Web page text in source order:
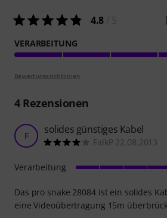
4.8
VERARBEITUNG
Bewertungsrichtlinien
4Rezensionen
F solides günstiges Kabel
FalkP 22.08.2013
Das pro snake 28084 ist ein solides
eine Videoübertragung 15m
Verarbeitung